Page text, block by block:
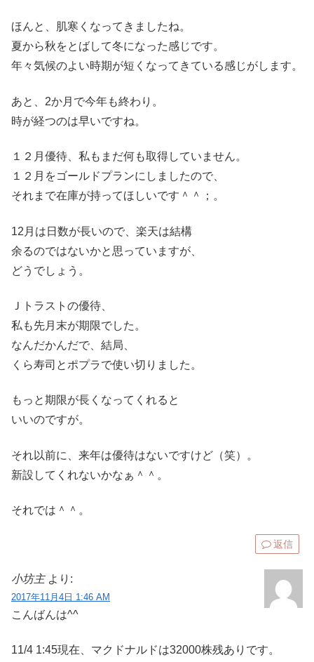
ほんと、肌寒くなってきましたね。
夏から秋をとばして冬になった感じです。
年々気候のよい時期が短くなってきている感じがします。
あと、2か月で今年も終わり。
時が経つのは早いですね。
１２月優待、私もまだ何も取得していません。
１２月をゴールドプランにしましたので、
それまで在庫が持ってほしいです＾＾；。
12月は日数が長いので、楽天は結構
余るのではないかと思っていますが、
どうでしょう。
Ｊトラストの優待、
私も先月末が期限でした。
なんだかんだで、結局、
くら寿司とポプラで使い切りました。
もっと期限が長くなってくれると
いいのですが。
それ以前に、来年は優待はないですけど（笑）。
新設してくれないかなぁ＾＾。
それでは＾＾。
返信
小坊主 より:
2017年11月4日 1:46 AM
こんばんは^^
11/4 1:45現在、マクドナルドは32000株残ありです。